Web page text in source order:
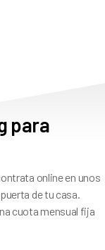
para
online en unos
de tu casa.
cuota mensual fija